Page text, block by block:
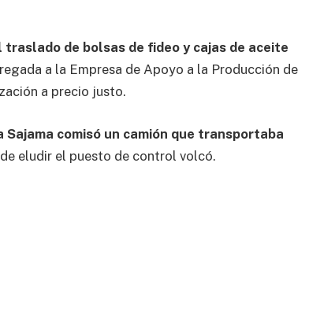
de bolsas de fideo y cajas de aceite
a la Empresa de Apoyo a la Producción de
a precio justo.
comisó un camión que transportaba
eludir el puesto de control volcó.